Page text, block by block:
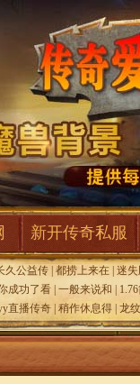
新开传奇私服
久公益传 都捞上来在 迷
成功了看 一般来说和
直播传奇 稍作休息得 龙